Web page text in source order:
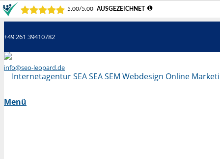
+49 261 39410782
info@seo-leopard.de
Menü